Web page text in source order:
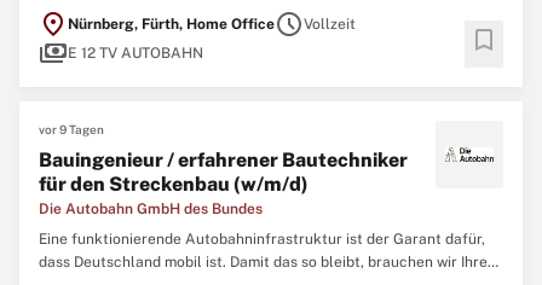
hunderte Tunnel und unzählige Nebenanlagen müssen regelmäßig
geprüft, gewartet und erneuert
location_on Nürnberg, Fürth, Home OfficescheduleVollzeit
paymentsE 12 TV AUTOBAHN bookmark
vor 9 Tagen
Bauingenieur / erfahrener Bautechniker
für den Streckenbau (w/m/d)
Die Autobahn GmbH des Bundes
Eine funktionierende Autobahninfrastruktur ist der Garant dafür,
dass Deutschland mobil ist. Damit das so bleibt, brauchen wir Ihre